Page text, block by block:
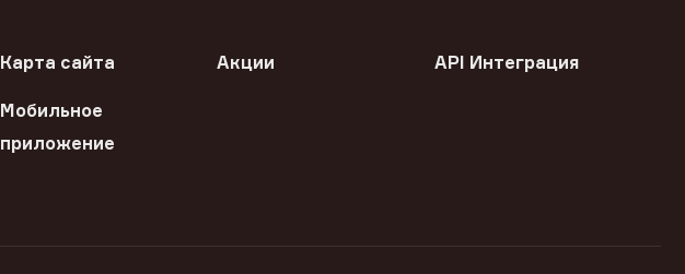
Карта сайта Акции API Интеграция
Мобильное
приложение